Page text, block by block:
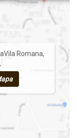
Vila Romana,
,